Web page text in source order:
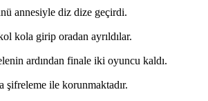
annesiyle diz dize geçirdi.
kola girip oradan ayrıldılar.
ardından finale iki oyuncu kaldı.
şifreleme ile korunmaktadır.